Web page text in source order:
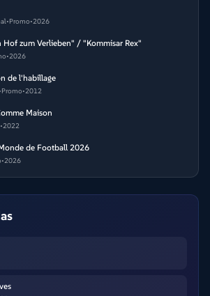
•Promo•2026
Hof zum Verlieben" / "Kommisar Rex"
•2026
de l'habillage
•Promo•2012
Maison
•2022
de Football 2026
•2026